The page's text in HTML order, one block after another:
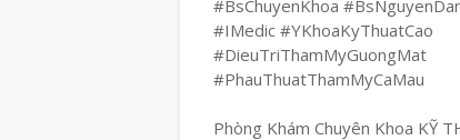
#BsChuyenKhoa
#IMedic #YKhoaKyThuatCao
#DieuTriThamMyGuongMat
#PhauThuatThamMyCaMau
Phòng Khám Chuyên Khoa KỸ